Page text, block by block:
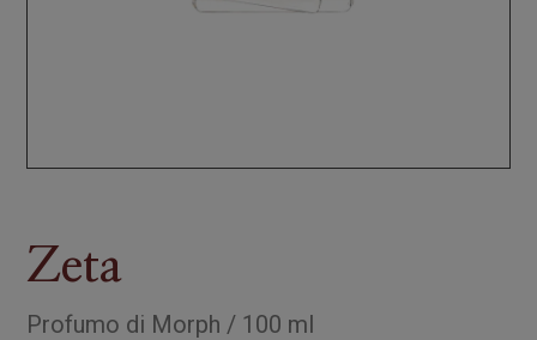
Zeta
Profumo di Morph / 100 ml